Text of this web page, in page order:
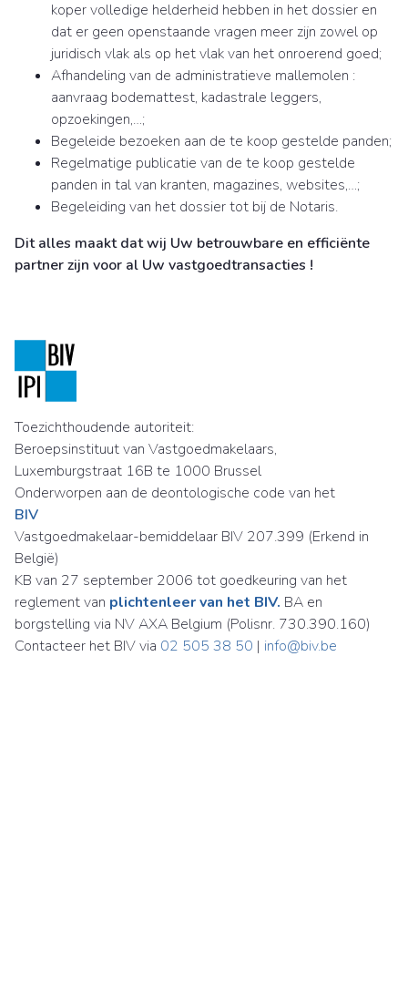
koper volledige helderheid hebben in het dossier en
dat er geen openstaande vragen meer zijn zowel op
juridisch vlak als op het vlak van het onroerend goed;
Afhandeling van de administratieve mallemolen :
aanvraag bodemattest, kadastrale leggers,
opzoekingen,…;
Begeleide bezoeken aan de te koop gestelde panden;
Regelmatige publicatie van de te koop gestelde
panden in tal van kranten, magazines, websites,…;
Begeleiding van het dossier tot bij de Notaris.
Dit alles maakt dat wij Uw betrouwbare en efficiënte
partner zijn voor al Uw vastgoedtransacties !
Toezichthoudende autoriteit:
Beroepsinstituut van Vastgoedmakelaars,
Luxemburgstraat 16B te 1000 Brussel
Onderworpen aan de deontologische code van het
BIV
Vastgoedmakelaar-bemiddelaar BIV 207.399 (Erkend in
België)
KB van 27 september 2006 tot goedkeuring van het
reglement van plichtenleer van het BIV. BA en
borgstelling via NV AXA Belgium (Polisnr. 730.390.160)
Contacteer het BIV via 02 505 38 50 | info@biv.be